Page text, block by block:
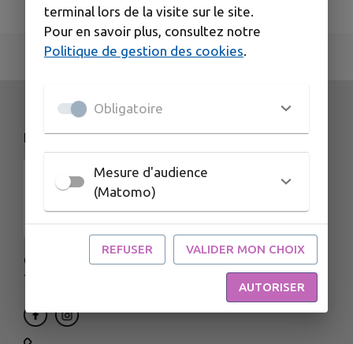
NOS COORDONNÉES
67 et 73 rue François Mitterrand
70170 Port-sur-Saône
terminal lors de la visite sur le site.
Pour en savoir plus, consultez notre
Politique de gestion des cookies
Obligatoire
Mesure d'audience
(Matomo)
REFUSER VALIDER MON CHOIX
AUTORISER